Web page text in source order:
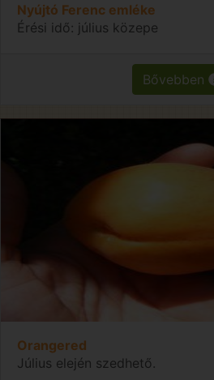
Nyújtó Ferenc emléke
Érési idő: július közepe
Bővebben
Orangered
Július elején szedhető.